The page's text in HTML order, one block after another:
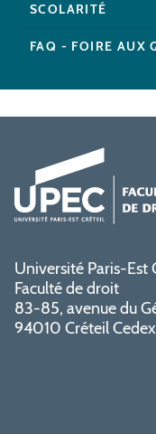
SCOLARITÉ
FAQ - FOIRE AUX
Université Paris-Est
Faculté de droit
83-85, avenue du
94010 Créteil